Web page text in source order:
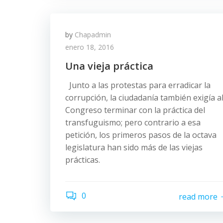
by Chapadmin
enero 18, 2016
Una vieja práctica
Junto a las protestas para erradicar la
corrupción, la ciudadanía también exigía al
Congreso terminar con la práctica del
transfuguismo; pero contrario a esa
petición, los primeros pasos de la octava
legislatura han sido más de las viejas
prácticas.
0 read more